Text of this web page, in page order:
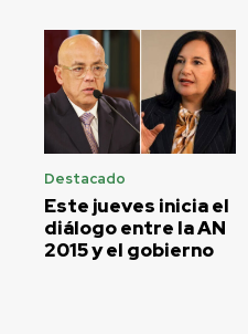
Destacado
Este jueves inicia el
diálogo entre la AN
2015 y el gobierno